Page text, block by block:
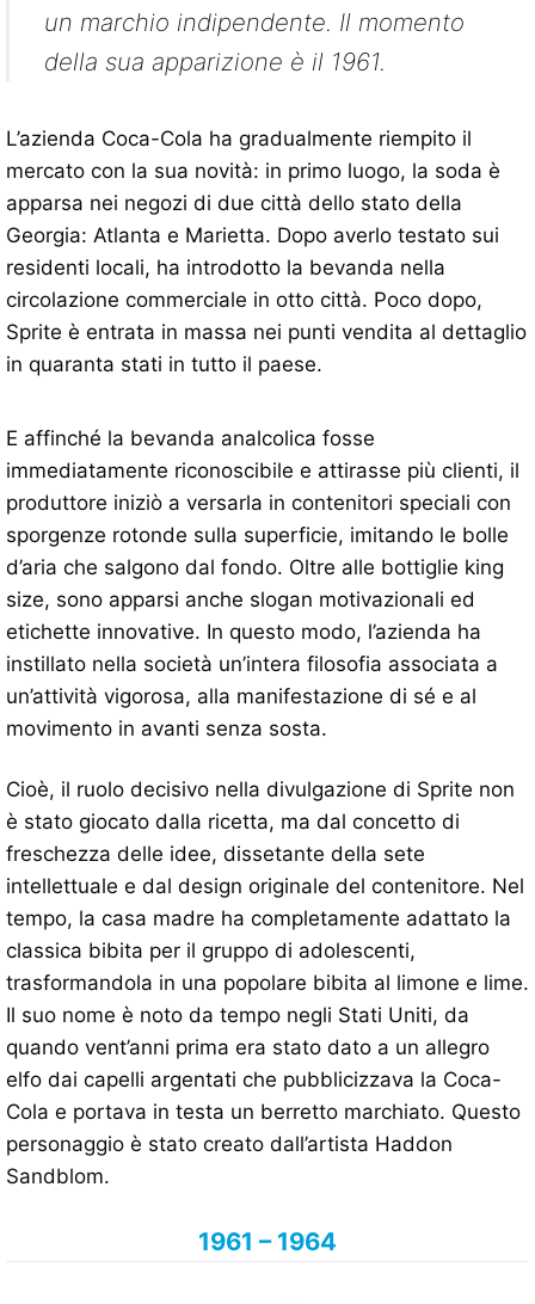
un marchio indipendente. Il momento
della sua apparizione è il 1961.
L’azienda Coca-Cola ha gradualmente riempito il
mercato con la sua novità: in primo luogo, la soda è
apparsa nei negozi di due città dello stato della
Georgia: Atlanta e Marietta. Dopo averlo testato sui
residenti locali, ha introdotto la bevanda nella
circolazione commerciale in otto città. Poco dopo,
Sprite è entrata in massa nei punti vendita al dettaglio
in quaranta stati in tutto il paese.
E affinché la bevanda analcolica fosse
immediatamente riconoscibile e attirasse più clienti, il
produttore iniziò a versarla in contenitori speciali con
sporgenze rotonde sulla superficie, imitando le bolle
d’aria che salgono dal fondo. Oltre alle bottiglie king
size, sono apparsi anche slogan motivazionali ed
etichette innovative. In questo modo, l’azienda ha
instillato nella società un’intera filosofia associata a
un’attività vigorosa, alla manifestazione di sé e al
movimento in avanti senza sosta.
Cioè, il ruolo decisivo nella divulgazione di Sprite non
è stato giocato dalla ricetta, ma dal concetto di
freschezza delle idee, dissetante della sete
intellettuale e dal design originale del contenitore. Nel
tempo, la casa madre ha completamente adattato la
classica bibita per il gruppo di adolescenti,
trasformandola in una popolare bibita al limone e lime.
Il suo nome è noto da tempo negli Stati Uniti, da
quando vent’anni prima era stato dato a un allegro
elfo dai capelli argentati che pubblicizzava la Coca-
Cola e portava in testa un berretto marchiato. Questo
personaggio è stato creato dall’artista Haddon
Sandblom.
1961 – 1964